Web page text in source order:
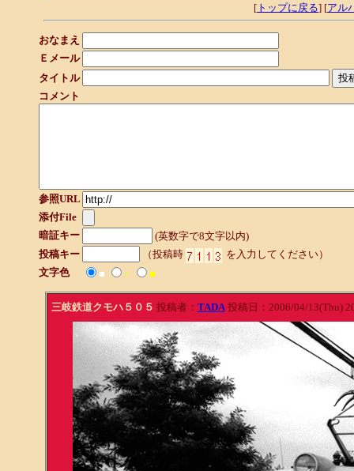
[ トップに戻る] [アル
おなまえ
Ｅメール
タイトル
コメント
参照URL
添付File
暗証キー
(英数字で8文字以内)
投稿キー
（投稿時
を入力してください）
文字色
■ ■ ■
三岐鉄道クモハ５０５ 投稿者： TADA投稿日：2006/04/13(Thu)